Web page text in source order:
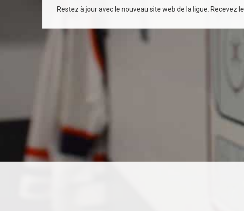
Restez à jour avec le nouveau site web de la ligue. Recevez